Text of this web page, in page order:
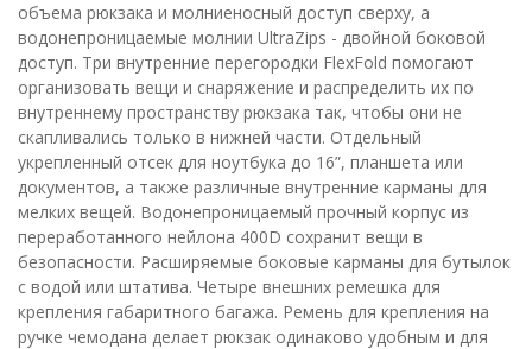
объема рюкзака и молниеносный доступ сверху, а
водонепроницаемые молнии UltraZips - двойной боковой
доступ. Три внутренние перегородки FlexFold помогают
организовать вещи и снаряжение и распределить их по
внутреннему пространству рюкзака так, чтобы они не
скапливались только в нижней части. Отдельный
укрепленный отсек для ноутбука до 16”, планшета или
документов, а также различные внутренние карманы для
мелких вещей. Водонепроницаемый прочный корпус из
переработанного нейлона 400D сохранит вещи в
безопасности. Расширяемые боковые карманы для бутылок
с водой или штатива. Четыре внешних ремешка для
крепления габаритного багажа. Ремень для крепления на
ручке чемодана делает рюкзак одинаково удобным и для